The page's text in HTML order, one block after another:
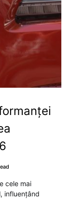
cele mai
influențând